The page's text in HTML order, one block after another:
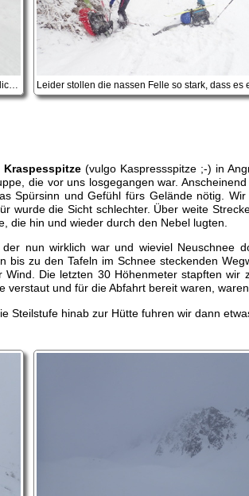
Aber es dauert nicht lange und es schneit unglaublich stark
Kraspesspitze(vulgo Kaspressspitze ;-) in
die vor uns losgegangen war.
und Gefühl fürs Gelände nötig.
die Sicht schlechter. Über weite
die hin und wieder durch den Nebel lugten.
der nun wirklich war und wieviel Neuschnee
zu den Tafeln im Schnee steckenden
Die letzten 30 Höhenmeter stapften
und für die Abfahrt bereit waren,
hinab zur Hütte fuhren wir dann